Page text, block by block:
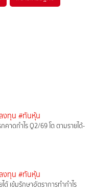
งทุน #ทันหุ้น
คาดกำไร Q2/69 โต ตามรายได้-
งทุน #ทันหุ้น
ด้ เข้มรักษาอัตราการทำกำไร